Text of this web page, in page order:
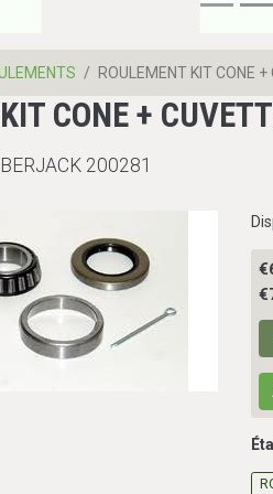
ROULEMENT KIT CONE
CONE +
200281